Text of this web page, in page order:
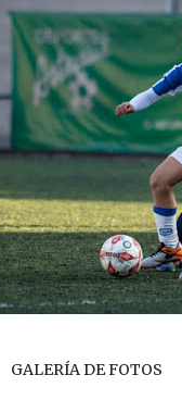
GALERÍA DE FOTOS